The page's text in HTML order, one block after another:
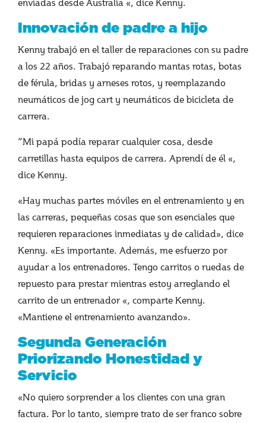
Innovación de padre a hijo
Kenny trabajó en el taller de reparaciones con su padre
a los 22 años. Trabajó reparando mantas rotas, botas
de férula, bridas y arneses rotos, y reemplazando
neumáticos de jog cart y neumáticos de bicicleta de
carrera.
“Mi papá podía reparar cualquier cosa, desde
carretillas hasta equipos de carrera. Aprendí de él «,
dice Kenny.
«Hay muchas partes móviles en el entrenamiento y en
las carreras, pequeñas cosas que son esenciales que
requieren reparaciones inmediatas y de calidad», dice
Kenny. «Es importante. Además, me esfuerzo por
ayudar a los entrenadores. Tengo carritos o ruedas de
repuesto para prestar mientras estoy arreglando el
carrito de un entrenador «, comparte Kenny.
«Mantiene el entrenamiento avanzando».
Segunda Generación
Priorizando Honestidad y
Servicio
«No quiero sorprender a los clientes con una gran
factura. Por lo tanto, siempre trato de ser franco sobre